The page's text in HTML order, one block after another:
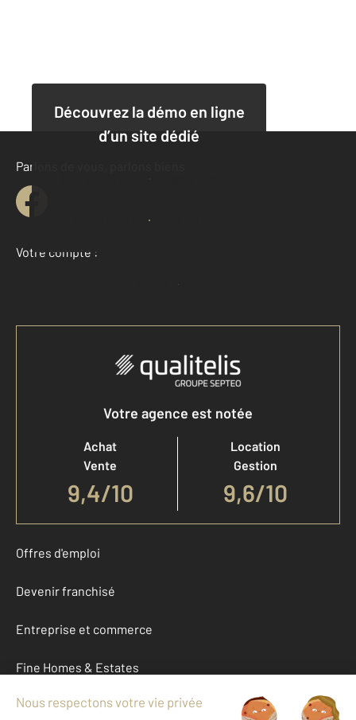
Découvrez la démo en ligne
d’un site dédié
Site dédié pour un appartement
Site dédié pour une maison
Parlons de vous, parlons biens
Votre compte :
Accéder à mon compte
Votre agence est notée
Achat
Vente
9,4/10
Location
Gestion
9,6/10
Offres d'emploi
Devenir franchisé
Entreprise et commerce
Fine Homes & Estates
À propos